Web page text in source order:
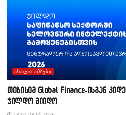
ᲐᲮᲐᲚᲘ ᲐᲛᲑᲔᲑᲘ
თიბისიმ Global Finance-ისგან
ჯილდო მიიღო